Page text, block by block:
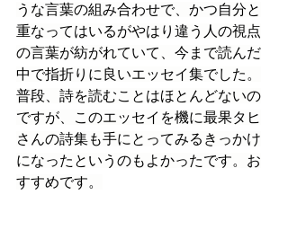
うな言葉の組み合わせで、かつ自分と
重なってはいるがやはり違う人の視点
の言葉が紡がれていて、今まで読んだ
中で指折りに良いエッセイ集でした。
普段、詩を読むことはほとんどないの
ですが、このエッセイを機に最果タヒ
さんの詩集も手にとってみるきっかけ
になったというのもよかったです。お
すすめです。